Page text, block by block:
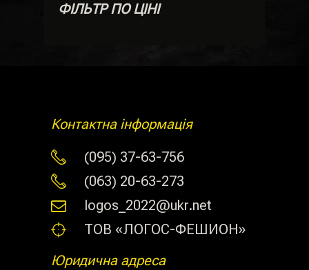
ФІЛЬТР ПО ЦІНІ
Контактна інформація
(095) 37-63-756
(063) 20-63-273
logos_2022@ukr.net
ТОВ «ЛОГОС-ФЕШИОН»
Юридична адреса